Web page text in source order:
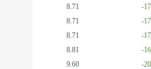
8.71
-
8.71
-
8.71
-
8.81
-
9.60
-